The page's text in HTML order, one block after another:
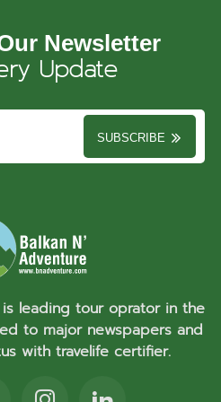
Newsletter
Update
SUBSCRIBE
is leading tour oprator in the
to major newspapers and
with travelife certifier.